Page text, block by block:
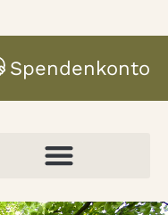
Spendenkonto